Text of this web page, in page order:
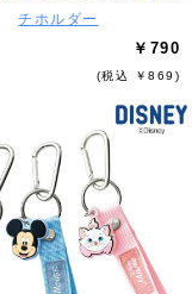
チホルダー
￥790
(税込 ￥869)